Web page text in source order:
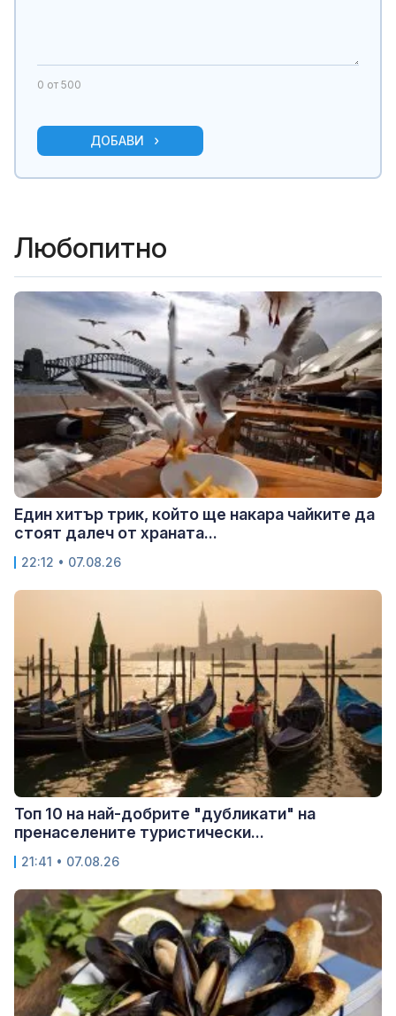
0 от 500
ДОБАВИ
Любопитно
Един хитър трик, който ще накара чайките да
стоят далеч от храната...
22:12 • 07.08.26
Топ 10 на най-добрите "дубликати" на
пренаселените туристически...
21:41 • 07.08.26